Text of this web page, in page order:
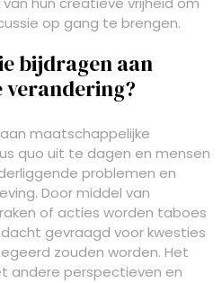
op gang te brengen.
bijdragen aan
maatschappelijke
quo uit te dagen en mensen
problemen en
Door middel van
of acties worden taboes
gevraagd voor kwesties
zouden worden. Het
andere perspectieven en